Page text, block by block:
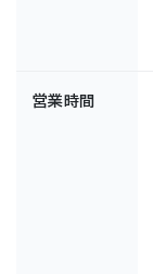
営業時間